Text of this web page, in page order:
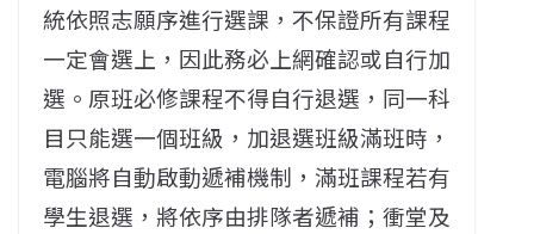
統依照志願序進行選課，不保證所有課程
一定會選上，因此務必上網確認或自行加
選。原班必修課程不得自行退選，同一科
目只能選一個班級，加退選班級滿班時，
電腦將自動啟動遞補機制，滿班課程若有
學生退選，將依序由排隊者遞補；衝堂及